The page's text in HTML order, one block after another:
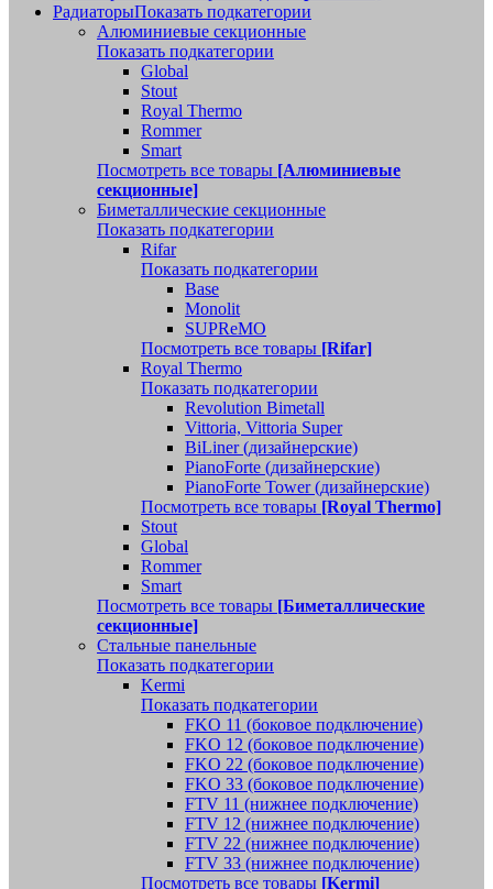
РадиаторыПоказать подкатегории
Алюминиевые секционные
Показать подкатегории
Global
Stout
Royal Thermo
Rommer
Smart
Посмотреть все товары [Алюминиевые
секционные]
Биметаллические секционные
Показать подкатегории
Rifar
Показать подкатегории
Base
Monolit
SUPReMO
Посмотреть все товары [Rifar]
Royal Thermo
Показать подкатегории
Revolution Bimetall
Vittoria, Vittoria Super
BiLiner (дизайнерские)
PianoForte (дизайнерские)
PianoForte Tower (дизайнерские)
Посмотреть все товары [Royal Thermo]
Stout
Global
Rommer
Smart
Посмотреть все товары [Биметаллические
секционные]
Стальные панельные
Показать подкатегории
Kermi
Показать подкатегории
FKO 11 (боковое подключение)
FKO 12 (боковое подключение)
FKO 22 (боковое подключение)
FKO 33 (боковое подключение)
FTV 11 (нижнее подключение)
FTV 12 (нижнее подключение)
FTV 22 (нижнее подключение)
FTV 33 (нижнее подключение)
Посмотреть все товары [Kermi]